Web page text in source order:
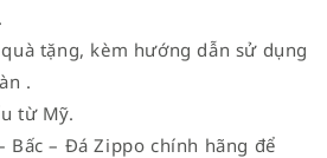
tặng, kèm hướng dẫn sử dụng
.
từ Mỹ.
Bấc – Đá Zippo chính hãng để